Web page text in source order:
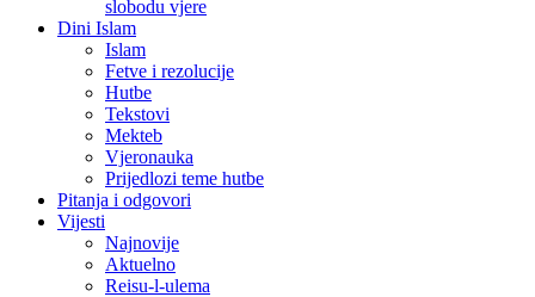
slobodu vjere
Dini Islam
Islam
Fetve i rezolucije
Hutbe
Tekstovi
Mekteb
Vjeronauka
Prijedlozi teme hutbe
Pitanja i odgovori
Vijesti
Najnovije
Aktuelno
Reisu-l-ulema